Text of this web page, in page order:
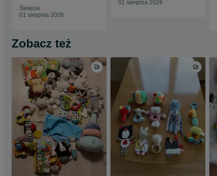
Świecie
01 sierpnia 2026
01 sierpnia 2026
Zobacz też